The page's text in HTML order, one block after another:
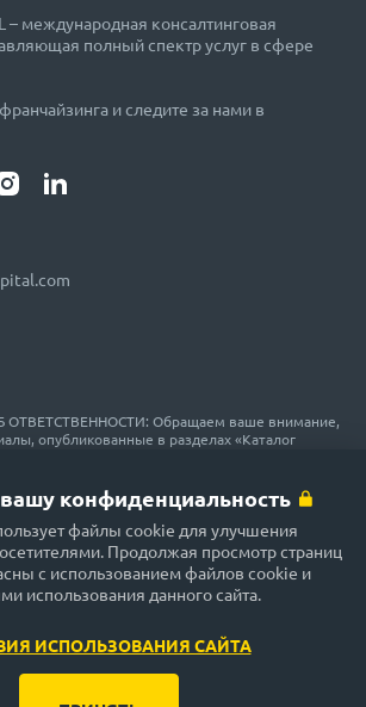
конфиденциальность
файлы cookie для улучшения
Продолжая просмотр страниц
с использованием файлов cookie и
использования данного сайта.
ИСПОЛЬЗОВАНИЯ САЙТА
– международная консалтинговая
полный спектр услуг в сфере
и следите за нами в
Обращаем ваше внимание,
опубликованные в разделах «Каталог
на безвозмездной основе из источников,
но их точность и полнота не
с законодательством, администрация
не гарантирует и не обещает в будущем
не дает гарантии надежности
и стабильности размеров возможных доходов.
не несёт никакой ответственности за